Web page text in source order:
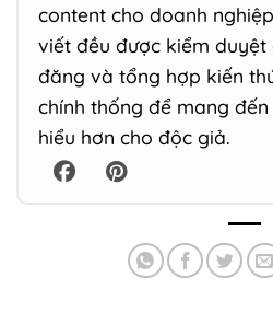
content cho doanh
viết đều được kiểm duyệt
đăng và tổng hợp kiến
chính thống để mang
hiểu hơn cho độc giả.